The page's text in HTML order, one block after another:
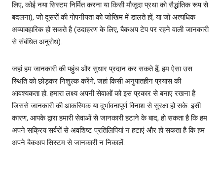
लिए, कोई नया सिस्‍टम निर्मित करना या किसी मौजूदा प्रथा को सैद्धांतिक रूप से
बदलना), जो दूसरों की गोपनीयता को जोखिम में डालते हों, या जो अत्‍यधिक
अव्‍यावहारिक हो सकते है (उदाहरण के लिए, बैकअप टेप पर रहने वाली जानकारी
से संबंधित अनुरोध).
जहां हम जानकारी की पहुंच और सुधार प्रदान कर सकते हैं, हम ऐसा उस
स्थिति को छोड़कर निशुल्‍क करेंगे, जहां किसी अनुपातहीन प्रयास की
आवश्‍यकता हो. हमारा लक्ष्‍य अपनी सेवाओं को इस प्रकार से बनाए रखना है
जिससे जानकारी की आकस्मिक या दुर्भावनापूर्ण विनाश से सुरक्षा हो सके. इसी
कारण, आपके द्वारा हमारी सेवाओं से जानकारी हटाने के बाद, हो सकता है कि हम
अपने सक्रिय सर्वरों से अवशिष्ट प्रतिलिपियां न हटाएं और हो सकता है कि हम
अपने बैकअप सिस्टम से जानकारी न निकालें.